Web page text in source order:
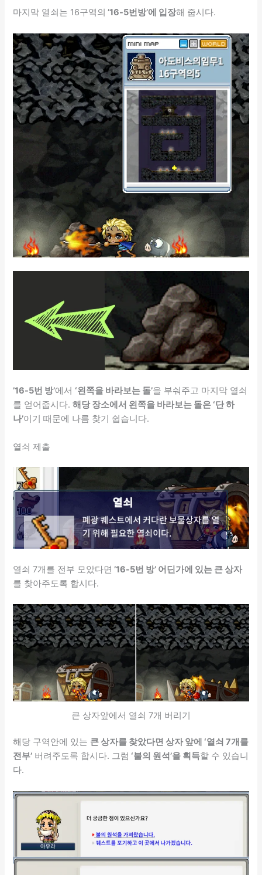
마지막 열쇠는 16구역의 ’16-5번방’에 입장해 줍시다.
’16-5번 방’에서 ‘왼쪽을 바라보는 돌’을 부숴주고 마지막 열쇠
를 얻어줍시다.해당 장소에서 왼쪽을 바라보는 돌은 ‘단 하
나’이기 때문에 나름 찾기 쉽습니다.
열쇠 제출
열쇠 7개를 전부 모았다면 ’16-5번 방’ 어딘가에 있는 큰 상자
를 찾아주도록 합시다.
큰 상자앞에서 열쇠 7개 버리기
해당 구역안에 있는 큰 상자를 찾았다면 상자 앞에 ‘열쇠 7개를
전부’ 버려주도록 합시다. 그럼 ‘불의 원석’을 획득할 수 있습니
다.